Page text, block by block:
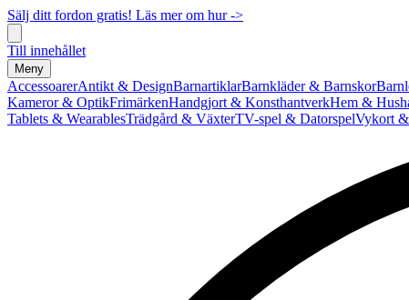
Sälj ditt fordon gratis! Läs mer om hur ->
Till innehållet
Meny
AccessoarerAntikt & DesignBarnartiklarBarnkläder & Barnskor
Kameror & OptikFrimärkenHandgjort & KonsthantverkHem &
Tablets & WearablesTrädgård & VäxterTV-spel & DatorspelVykort